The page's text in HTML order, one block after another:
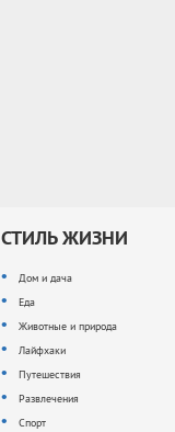
СТИЛЬ ЖИЗНИ
Дом и дача
Еда
Животные и природа
Лайфхаки
Путешествия
Развлечения
Спорт